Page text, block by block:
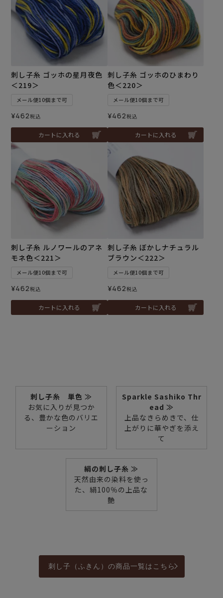
刺し子糸 ゴッホの星月夜色
＜219＞
メール便10個まで可
¥462税込
カートに入れる
刺し子糸 ゴッホのひまわり
色＜220＞
メール便10個まで可
¥462税込
カートに入れる
刺し子糸 ルノワールのアネ
モネ色＜221＞
メール便10個まで可
¥462税込
カートに入れる
刺し子糸 ぼかしナチュラル
ブラウン＜222＞
メール便10個まで可
¥462税込
カートに入れる
刺し子糸 単色 ≫
お気に入りが見つか
る、豊かな色のバリエ
ーション
Sparkle Sashiko Thr
ead ≫
上品なきらめきで、仕
上がりに華やぎを添え
て
絹の刺し子糸 ≫
天然由来の染料を使っ
た、絹100％の上品な
艶
刺し子（ふきん）の商品一覧はこちら